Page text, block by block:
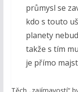
průmysl se
kdo s touto
planety
takže s tím
je přímo